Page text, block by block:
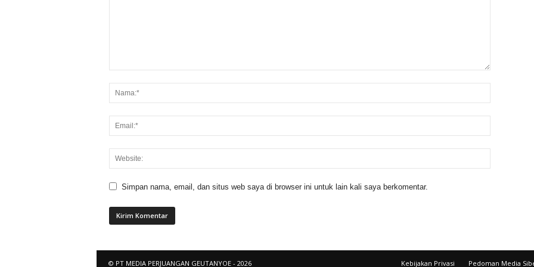
Simpan nama, email, dan situs web saya di browser ini untuk lain kali saya berkomentar.
Kebijakan Privasi Pedoman Media
© PT MEDIA PERJUANGAN GEUTANYOE - 2026